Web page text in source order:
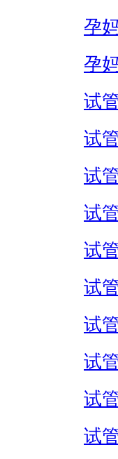
孕
孕
试
试
试
试
试
试
试
试
试
试